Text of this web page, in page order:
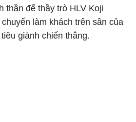
thần để thầy trò HLV Koji
làm khách trên sân của
giành chiến thắng.